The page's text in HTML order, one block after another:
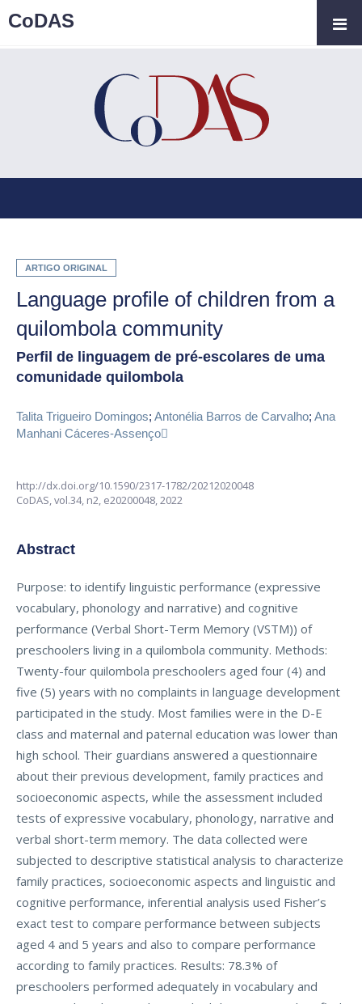
ARTIGO ORIGINAL
Language profile of children from a
quilombola community
Perfil de linguagem de pré-escolares de uma
comunidade quilombola
Talita Trigueiro Domingos; Antonélia Barros de Carvalho; Ana
Manhani Cáceres-Assenço
http://dx.doi.org/10.1590/2317-1782/20212020048
CoDAS,vol.34, n2, e20200048, 2022
Abstract
Purpose: to identify linguistic performance (expressive
vocabulary, phonology and narrative) and cognitive
performance (Verbal Short-Term Memory (VSTM)) of
preschoolers living in a quilombola community. Methods:
Twenty-four quilombola preschoolers aged four (4) and
five (5) years with no complaints in language development
participated in the study. Most families were in the D-E
class and maternal and paternal education was lower than
high school. Their guardians answered a questionnaire
about their previous development, family practices and
socioeconomic aspects, while the assessment included
tests of expressive vocabulary, phonology, narrative and
verbal short-term memory. The data collected were
subjected to descriptive statistical analysis to characterize
family practices, socioeconomic aspects and linguistic and
cognitive performance, inferential analysis used Fisher’s
exact test to compare performance between subjects
aged 4 and 5 years and also to compare performance
according to family practices. Results: 78.3% of
preschoolers performed adequately in vocabulary and
CoDAS